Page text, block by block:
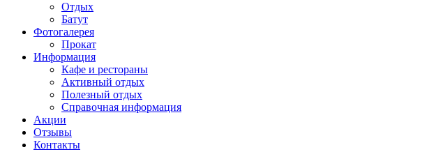
Отдых
Батут
Фотогалерея
Прокат
Информация
Кафе и рестораны
Активный отдых
Полезный отдых
Справочная информация
Акции
Отзывы
Контакты